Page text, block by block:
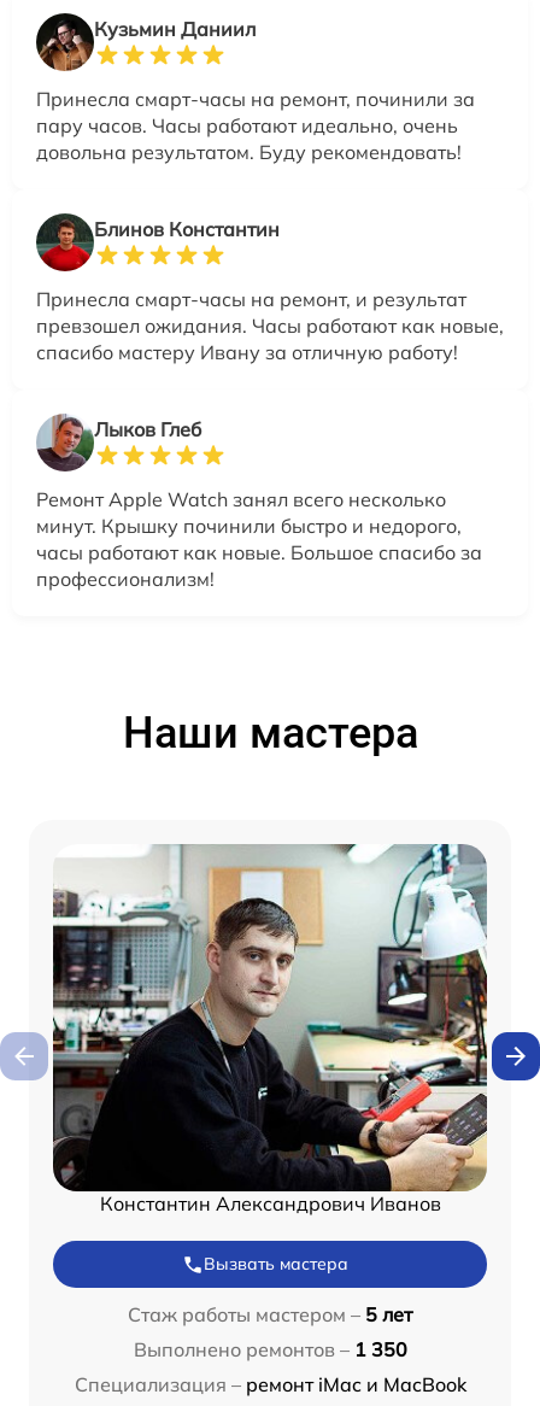
Кузьмин Даниил
Принесла смарт-часы на ремонт, починили за
пару часов. Часы работают идеально, очень
довольна результатом. Буду рекомендовать!
Блинов Константин
Принесла смарт-часы на ремонт, и результат
превзошел ожидания. Часы работают как новые,
спасибо мастеру Ивану за отличную работу!
Лыков Глеб
Ремонт Apple Watch занял всего несколько
минут. Крышку починили быстро и недорого,
часы работают как новые. Большое спасибо за
профессионализм!
Наши мастера
Константин Александрович Иванов
Вызвать мастера
Стаж работы мастером – 5 лет
Выполнено ремонтов – 1 350
Специализация – ремонт iMac и MacBook